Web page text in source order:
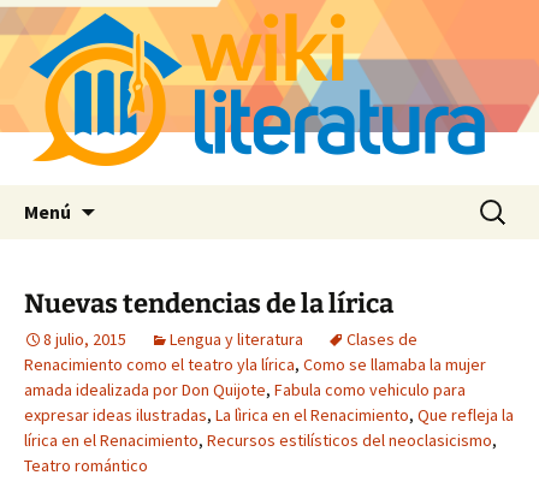
Menú Buscar:
Nuevas tendencias de la lírica
8 julio, 2015 Lengua y literatura
Clases de
Renacimiento como el teatro yla lírica, Como se llamaba la mujer
amada idealizada por Don Quijote, Fabula como vehiculo para
expresar ideas ilustradas, La lìrica en el Renacimiento, Que refleja la
lírica en el Renacimiento, Recursos estilísticos del neoclasicismo,
Teatro romántico